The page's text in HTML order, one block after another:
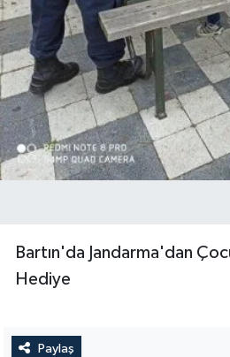
Bartın'da Jandarma'dan
Hediye
Paylaş